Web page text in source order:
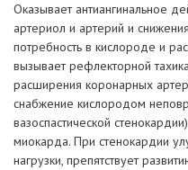
Оказывает антиангинальное
артериол и артерий и
потребность в кислороде и
вызывает рефлекторной
расширения коронарных
снабжение кислородом
вазоспастической
миокарда. При стенокардии
нагрузки, препятствует